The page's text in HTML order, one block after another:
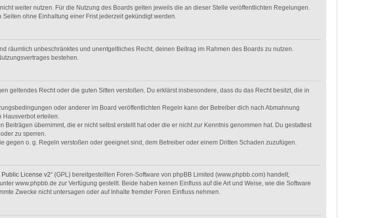
weiter nutzen. Für die Nutzung des Boards gelten jeweils die an dieser Stelle veröffentlichten Regelungen.
ohne Einhaltung einer Frist jederzeit gekündigt werden.
räumlich unbeschränktes und unentgeltliches Recht, deinen Beitrag im Rahmen des Boards zu nutzen.
bestehen.
geltendes Recht oder die guten Sitten verstoßen. Du erklärst insbesondere, dass du das Recht besitzt, die in
oder anderer im Board veröffentlichten Regeln kann der Betreiber dich nach Abmahnung
erteilen.
übernimmt, die er nicht selbst erstellt hat oder die er nicht zur Kenntnis genommen hat. Du gestattest
zu sperren.
o. g. Regeln verstoßen oder geeignet sind, dem Betreiber oder einem Dritten Schaden zuzufügen.
License v2“ (GPL) bereitgestellten Foren-Software von phpBB Limited (www.phpbb.com) handelt;
www.phpbb.de zur Verfügung gestellt. Beide haben keinen Einfluss auf die Art und Weise, wie die Software
Zwecke nicht untersagen oder auf Inhalte fremder Foren Einfluss nehmen.